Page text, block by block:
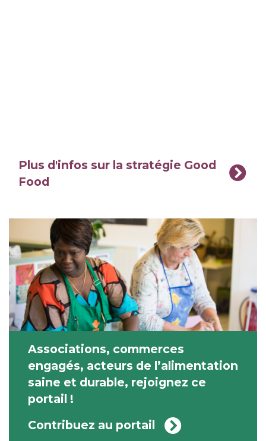
Plus d'infos sur la stratégie Good
Food
Associations, commerces
engagés, acteurs de l’alimentation
saine et durable, rejoignez ce
portail !
Contribuez au portail